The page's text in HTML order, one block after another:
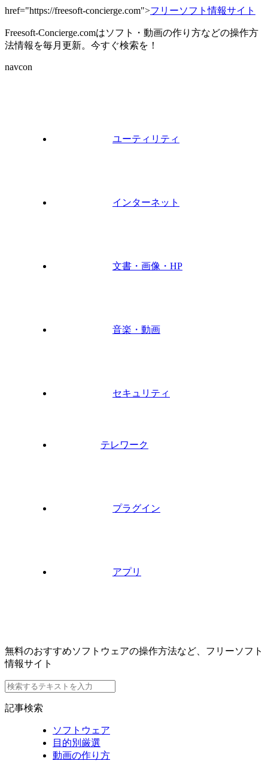
href="https://freesoft-concierge.com">フリーソフト情報サイト
Freesoft-Concierge.comはソフト・動画の作り方などの操作方
法情報を毎月更新。今すぐ検索を！
navcon
ユーティリティ
インターネット
文書・画像・HP
音楽・動画
セキュリティ
テレワーク
プラグイン
アプリ
無料のおすすめソフトウェアの操作方法など、フリーソフト
情報サイト
記事検索
ソフトウェア
目的別厳選
動画の作り方